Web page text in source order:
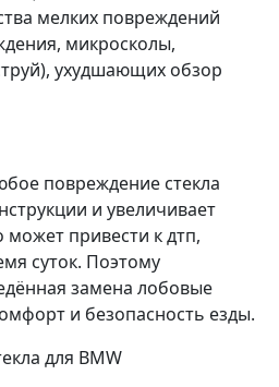
мелких повреждений
микросколы,
ухудшающих обзор
повреждение стекла
и увеличивает
привести к дтп,
суток. Поэтому
замена лобовые
и безопасность езды.
для BMW